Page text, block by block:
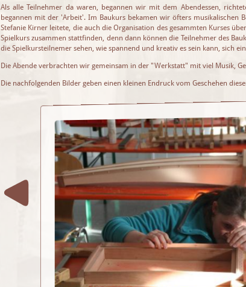
Als alle Teilnehmer da waren, begannen wir mit dem Abendessen,
begannen mit der 'Arbeit'. Im Baukurs bekamen wir öfters musikalischen
Stefanie Kirner leitete, die auch die Organisation des gesammten Kurses
Spielkurs zusammen stattfinden, denn dann können die Teilnehmer des
die Spielkursteilnemer sehen, wie spannend und kreativ es sein kann, sich
Die Abende verbrachten wir gemeinsam in der "Werkstatt" mit viel Musik,
Die nachfolgenden Bilder geben einen kleinen Endruck vom Geschehen